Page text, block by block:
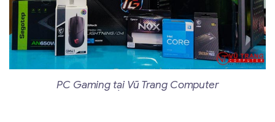
PC Gaming tại Vũ Trang Computer